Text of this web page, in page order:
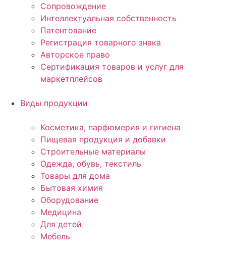
Сопровождение
Интеллектуальная собственность
Патентование
Регистрация товарного знака
Авторское право
Сертификация товаров и услуг для
маркетплейсов
Виды продукции
Косметика, парфюмерия и гигиена
Пищевая продукция и добавки
Строительные материалы
Одежда, обувь, текстиль
Товары для дома
Бытовая химия
Оборудование
Медицина
Для детей
Мебель